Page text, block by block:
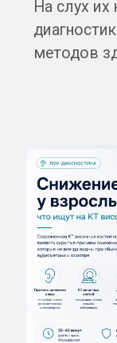
Для детей
с 5 лет
длится
сканирование